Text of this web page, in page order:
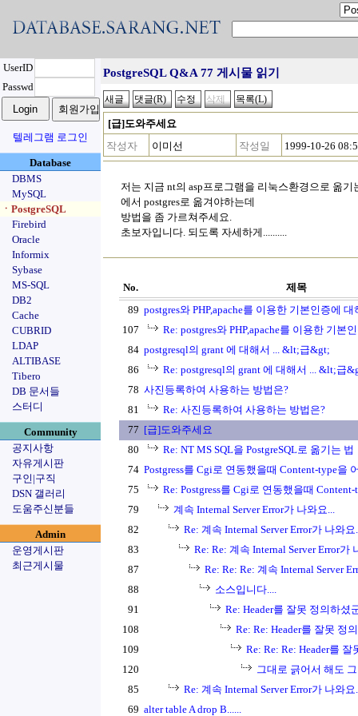
UserID
Passwd
텔레그램 로그인
Database
DBMS
MySQL
ㆍPostgreSQL
Firebird
Oracle
Informix
Sybase
MS-SQL
DB2
Cache
CUBRID
LDAP
ALTIBASE
Tibero
DB 문서들
스터디
Community
공지사항
자유게시판
구인|구직
DSN 갤러리
도움주신분들
Admin
운영게시판
최근게시물
PostgreSQL Q&A 77 게시물 읽기
[급]도와주세요
작성자
이미선 작성일 1999-10-26
저는 지금 nt의 asp프로그램을 리눅스환경으로 옮
에서 postgres로 옮겨야하는데
방법을 좀 가르쳐주세요.
초보자입니다. 되도록 자세하게..........
No.
제목
89 postgres와 PHP,apache를 이용한 기본인증에 대
107
Re: postgres와 PHP,apache를 이용한 기본
84 postgresql의 grant 에 대해서 ... &lt;급&gt;
86
Re: postgresql의 grant 에 대해서 ... &lt;급
78 사진등록하여 사용하는 방법은?
81
Re: 사진등록하여 사용하는 방법은?
77 [급]도와주세요
80
Re: NT MS SQL을 PostgreSQL로 옮기는 법
74 Postgress를 Cgi로 연동했을때 Content-type을
75
Re: Postgress를 Cgi로 연동했을때
79
계속 Internal Server Error가 나와요...
82
Re: 계속 Internal Server Error가 나와요
83
Re: Re: 계속 Internal Server Error가
87
Re: Re: Re: 계속 Internal Server
88
소스입니다....
91
Re: Header를 잘못 정의하셨
108
Re: Re: Header를 잘못 정
109
Re: Re: Re: Header를
120
그대로 긁어서 해도
85
Re: 계속 Internal Server Error가 나와요
69 alter table A drop B......